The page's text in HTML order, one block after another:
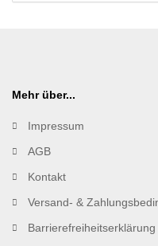
Mehr über...
Impressum
AGB
Kontakt
Versand- &
Barrierefreiheitserklärung